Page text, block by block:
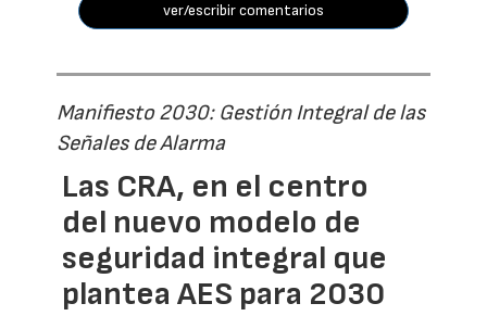
ver/escribir comentarios
Manifiesto 2030: Gestión Integral de las
Señales de Alarma
Las CRA, en el centro
del nuevo modelo de
seguridad integral que
plantea AES para 2030